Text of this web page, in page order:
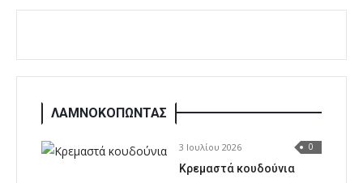
ΛΑΜΝΟΚΟΠΩΝΤΑΣ
3 Ιουλίου 2026 0
Κρεμαστά κουδούνια